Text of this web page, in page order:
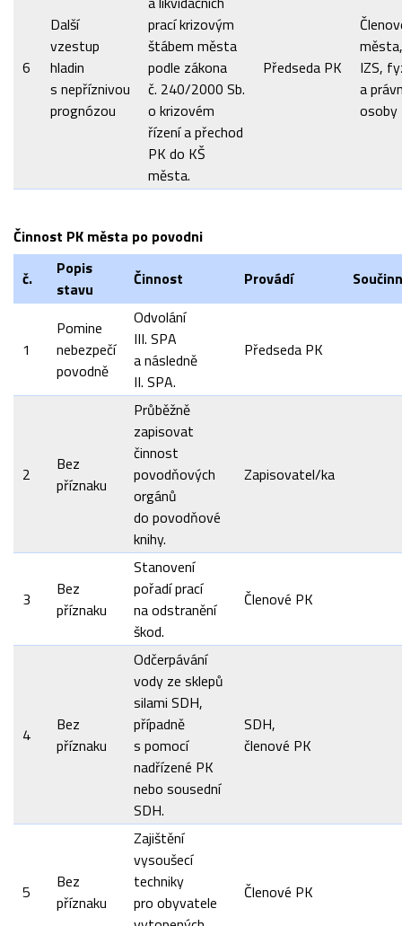
6
Další
vzestup
hladin
s nepříznivou
prognózou
prací krizovým
štábem města
podle zákona
č. 240/2000 Sb.
o krizovém
řízení a přechod
PK do KŠ
města.
Předseda PK
IZS,
a
osoby
Činnost PK města po povodni
č.
Popis
stavu
Činnost Provádí
1
Pomine
nebezpečí
povodně
Odvolání
III. SPA
a následně
II. SPA.
Předseda PK
2
Bez
příznaku
Průběžně
zapisovat
činnost
povodňových
orgánů
do povodňové
knihy.
Zapisovatel/ka
3
Bez
příznaku
Stanovení
pořadí prací
na odstranění
škod.
Členové PK
4
Bez
příznaku
Odčerpávání
vody ze sklepů
silami SDH,
případně
s pomocí
nadřízené PK
nebo sousední
SDH.
SDH,
členové PK
5
Bez
příznaku
Zajištění
vysoušecí
techniky
pro obyvatele
Členové PK